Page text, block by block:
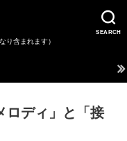
SEARCH
り含まれます）
ロディ」と「接